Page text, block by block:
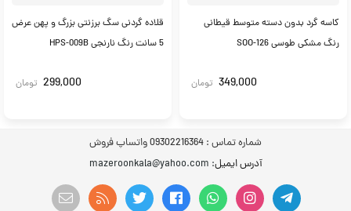
کاسه گرد بدون دسته متوسط قیطانی
رنگ مشکی طوسی SOO-126
349,000 تومان
قلاده گردنی سگ برزنتی بزرگ و پهن عرض
5 سانت رنگ نارنجی HPS-009B
299,000 تومان
شماره تماس : 09302216364 واتساپ فروش
آدرس ایمیل: mazeroonkala@yahoo.com